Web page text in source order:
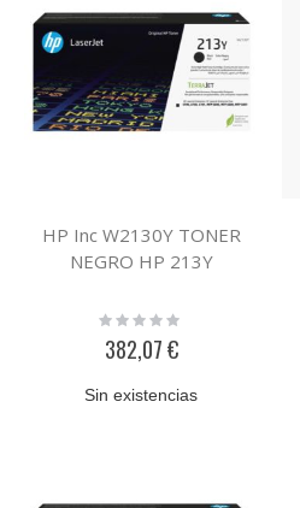
HP Inc W2130Y TONER
NEGRO HP 213Y
Rating:
382,07 €
Sin existencias